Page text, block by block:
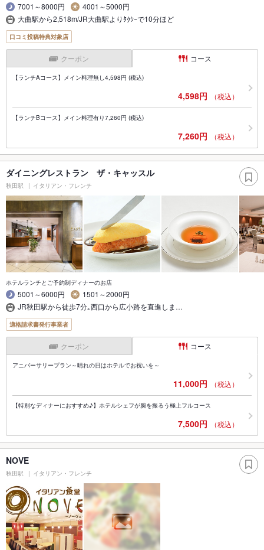
7001～8000円
4001～5000円
大曲駅から2,518m/JR大曲駅よりﾀｸｼｰで10分ほど
口コミ投稿特典対象店
クーポン コース
【ランチAコース】メイン料理無し4,598円 (税込)
4,598円 （税込）
【ランチBコース】メイン料理有り7,260円 (税込)
7,260円 （税込）
ダイニングレストラン ザ・キャッスル
秋田駅 イタリアン・フレンチ
ホテルランチとご予約制ディナーのお店
5001～6000円
1501～2000円
JR秋田駅から徒歩7分｡西口から広小路を直進しま…
適格請求書発行事業者
クーポン コース
アニバーサリープラン～晴れの日はホテルでお祝いを～
11,000円 （税込）
【特別なディナーにおすすめ♪】ホテルシェフが腕を振るう極上フルコース
7,500円 （税込）
NOVE
秋田駅 イタリアン・フレンチ